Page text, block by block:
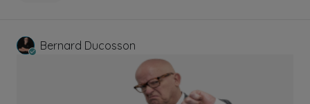
Bernard Ducosson